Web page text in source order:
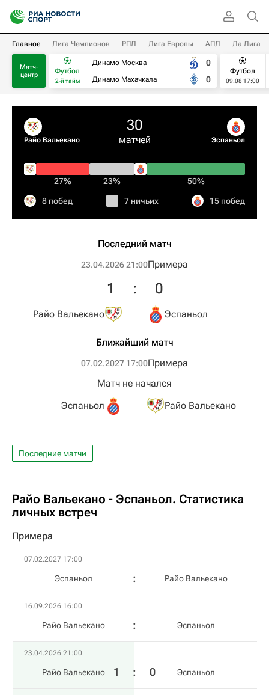
Главное Лига Чемпионов РПЛ Лига Европы АПЛ Ла Лига
Матч-
центр
Футбол
2-й тайм
Динамо Москва
Динамо Махачкала
0
0
Футбол
09.08 17:00
Райо Вальекано
30
матчей Эспаньол
27% 23% 50%
8 побед 7 ничьих 15 побед
Последний матч
23.04.2026 21:00Примера
Райо Вальекано
1 : 0
Эспаньол
Ближайший матч
07.02.2027 17:00Примера
Эспаньол
Матч не начался
Райо Вальекано
Последние матчи
Райо Вальекано - Эспаньол. Статистика
личных встреч
Примера
07.02.2027 17:00
Эспаньол Райо Вальекано
16.09.2026 16:00
Райо Вальекано Эспаньол
23.04.2026 21:00
Райо Вальекано 1 : 0 Эспаньол